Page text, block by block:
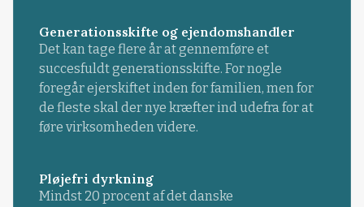
Generationsskifte og ejendomshandler
Det kan tage flere år at gennemføre et
succesfuldt generationsskifte. For nogle
foregår ejerskiftet inden for familien, men for
de fleste skal der nye kræfter ind udefra for at
føre virksomheden videre.
Pløjefri dyrkning
Mindst 20 procent af det danske